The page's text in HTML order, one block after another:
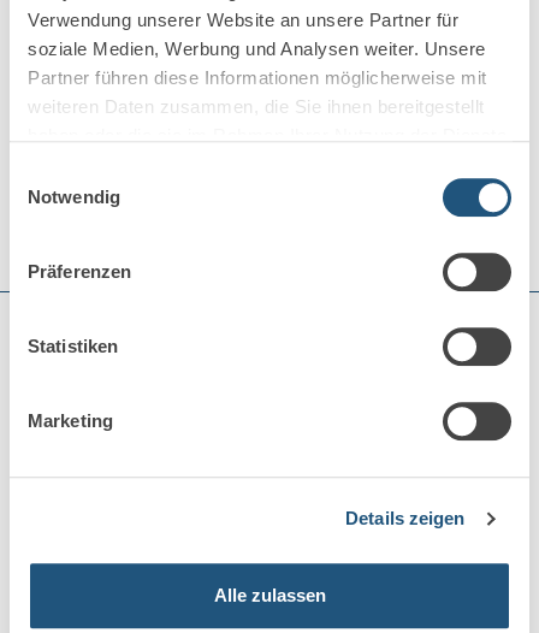
Verwendung unserer Website an unsere Partner für
soziale Medien, Werbung und Analysen weiter. Unsere
Partner führen diese Informationen möglicherweise mit
weiteren Daten zusammen, die Sie ihnen bereitgestellt
Notwendig
Präferenzen
Statistiken
Marketing
Details zeigen
Alle zulassen
oder
Beratungstermin anfragen